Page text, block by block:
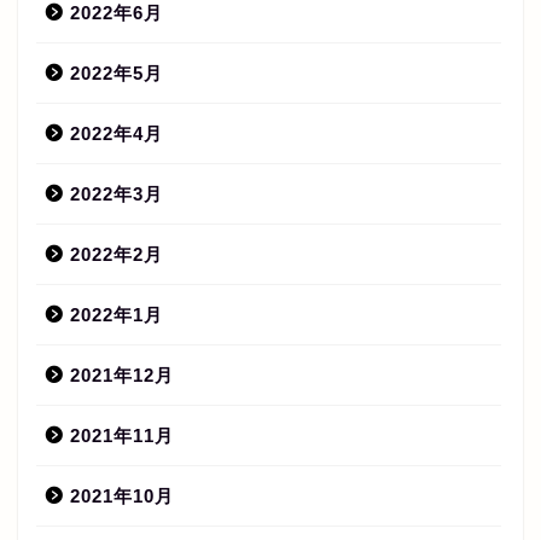
2022年6月
2022年5月
2022年4月
2022年3月
2022年2月
2022年1月
2021年12月
2021年11月
2021年10月